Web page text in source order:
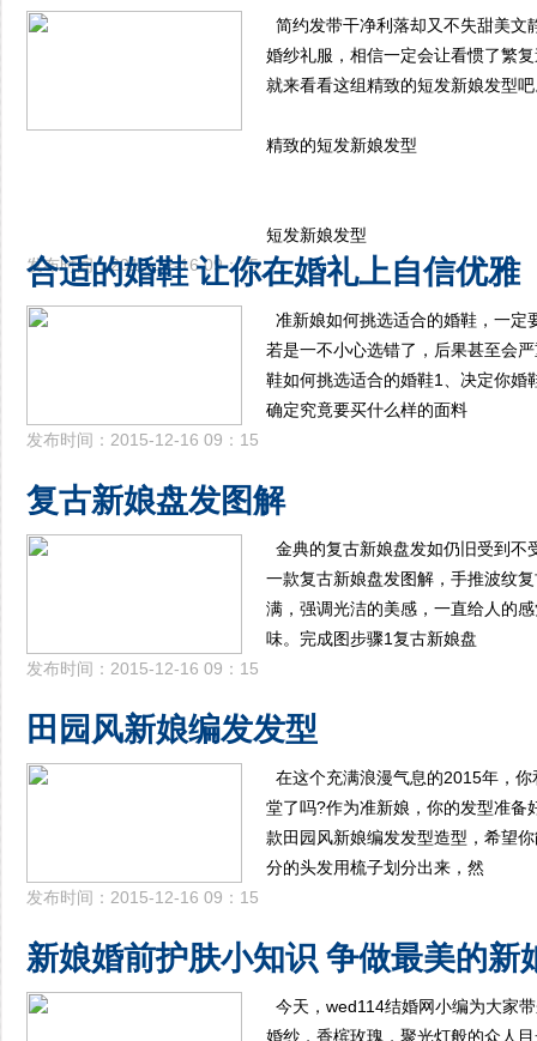
简约发带干净利落却又不失甜美文
婚纱礼服，相信一定会让看惯了繁
就来看看这组精致的短发新娘发型
精致的短发新娘发型
短发新娘发型
发布时间：2015-12-16 09：15
合适的婚鞋 让你在婚礼上自信优雅
准新娘如何挑选适合的婚鞋，一定
若是一不小心选错了，后果甚至会
鞋如何挑选适合的婚鞋1、决定你婚
确定究竟要买什么样的面料
发布时间：2015-12-16 09：15
复古新娘盘发图解
金典的复古新娘盘发如仍旧受到不
一款复古新娘盘发图解，手推波纹
满，强调光洁的美感，一直给人的
味。完成图步骤1复古新娘盘
发布时间：2015-12-16 09：15
田园风新娘编发发型
在这个充满浪漫气息的2015年，
堂了吗?作为准新娘，你的发型准备
款田园风新娘编发发型造型，希望
分的头发用梳子划分出来，然
发布时间：2015-12-16 09：15
新娘婚前护肤小知识 争做最美的新
今天，wed114结婚网小编为大家
婚纱，香槟玫瑰，聚光灯般的众人